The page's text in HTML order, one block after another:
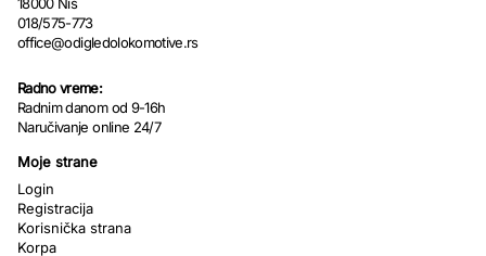
018/575-773
office@odigledolokomotive.rs
Radno vreme:
Radnim danom od 9-16h
Naručivanje online 24/7
Moje strane
Login
Registracija
Korisnička strana
Korpa